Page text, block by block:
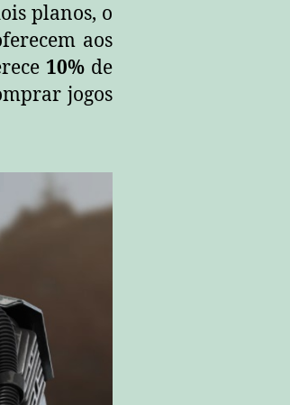
planos, o
aos
10%de
jogos